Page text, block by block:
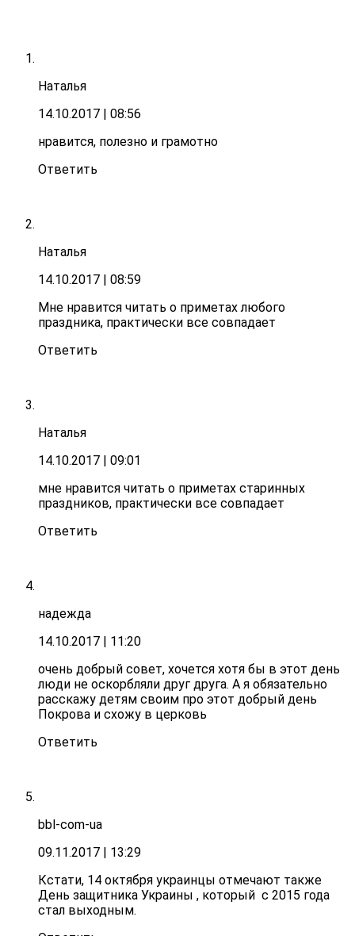
Наталья
14.10.2017
| 08:56
нравится, полезно и грамотно
Ответить
Наталья
14.10.2017
| 08:59
Мне нравится читать о приметах любого
праздника, практически все совпадает
Ответить
Наталья
14.10.2017
| 09:01
мне нравится читать о приметах старинных
праздников, практически все совпадает
Ответить
надежда
14.10.2017
| 11:20
очень добрый совет, хочется хотя бы в этот день
люди не оскорбляли друг друга. А я обязательно
расскажу детям своим про этот добрый день
Покрова и схожу в церковь
Ответить
bbl-com-ua
09.11.2017
| 13:29
Кстати, 14 октября украинцы отмечают также
День защитника Украины , который с 2015 года
стал выходным.